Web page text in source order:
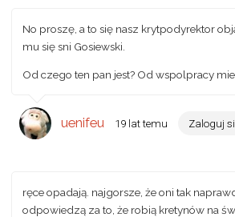
No proszę, a to się nasz krytpodyrektor
mu się sni Gosiewski.
Od czego ten pan jest? Od wspolpracy
uenifeu 19 lat temu Zaloguj
ręce opadają. najgorsze, że oni tak
odpowiedzą za to, że robią kretynów na